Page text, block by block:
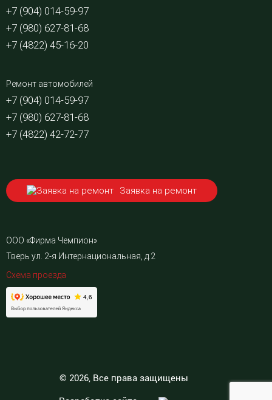
+7 (904) 014-59-97
+7 (980) 627-81-68
+7 (4822) 45-16-20
Ремонт автомобилей
+7 (904) 014-59-97
+7 (980) 627-81-68
+7 (4822) 42-72-77
Заявка на ремонт
ООО «Фирма Чемпион»
Тверь ул. 2-я Интернациональная, д.2
Схема проезда
© 2026, Все права защищены